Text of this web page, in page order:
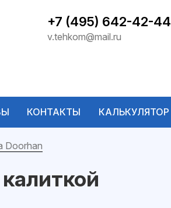
+7 (495) 642-42-44
v.tehkom@mail.ru
КОНТАКТЫ КАЛЬКУЛЯТОР
Doorhan